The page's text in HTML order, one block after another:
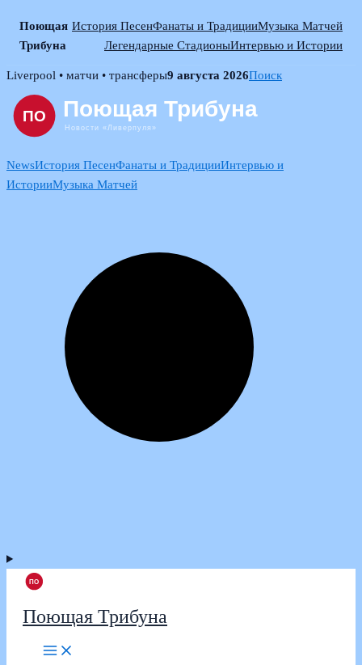
Поющая
Трибуна
История ПесенФанаты и ТрадицииМузыка Матчей
Легендарные СтадионыИнтервью и Истории
Skip
content
Liverpool • матчи • трансферы9 августа 2026Поиск
NewsИстория ПесенФанаты и ТрадицииИнтервью и
ИсторииМузыка Матчей
Поющая Трибуна